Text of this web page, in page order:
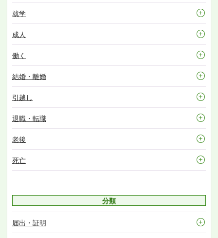
就学
成人
働く
結婚・離婚
引越し
退職・転職
老後
死亡
分類
届出・証明